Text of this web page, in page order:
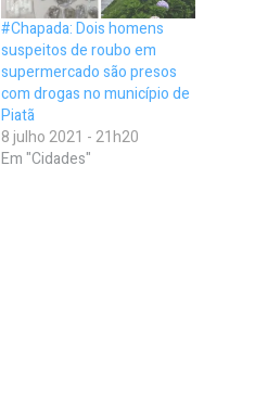
#Chapada: Dois homens
suspeitos de roubo em
supermercado são presos
com drogas no município de
Piatã
8 julho 2021 - 21h20
Em "Cidades"